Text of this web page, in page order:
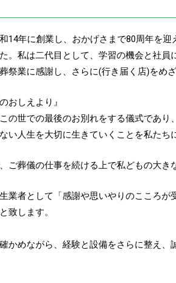
14年に創業し、おかげさまで80周年を
。私は二代目として、学習の機会と社員
祭業に感謝し、さらに(行き届く店)をめ
おしえより』
この世での最後のお別れをする儀式であ
い人生を大切に生きていくことを私たち
ご葬儀の仕事を続ける上で私どもの大き
業者として「感謝や思いやりのこころ
致します。
かめながら、経験と設備をさらに整え、